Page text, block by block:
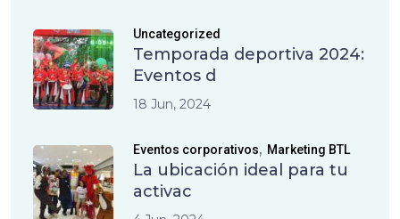
Uncategorized
Temporada deportiva 2024:
Eventos d
18 Jun, 2024
Eventos corporativos, Marketing BTL
La ubicación ideal para tu
activac